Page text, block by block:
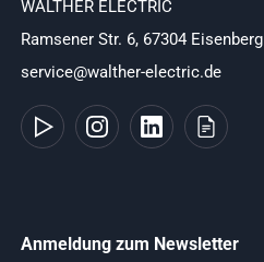
WALTHER ELECTRIC
Ramsener Str. 6, 67304 Eisenberg
service@walther-electric.de
Anmeldung zum Newsletter